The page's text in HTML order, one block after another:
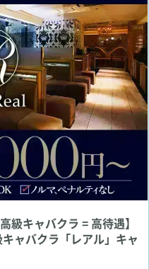
キャバクラ = 高待遇】
ャバクラ「レアル」キャ